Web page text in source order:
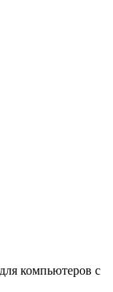
компьютеров с